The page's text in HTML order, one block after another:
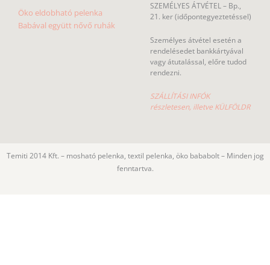
Öko eldobható pelenka
Babával együtt nővő ruhák
SZEMÉLYES ÁTVÉTEL – Bp.,
21. ker (időpontegyeztetéssel)
Személyes átvétel esetén a
rendelésedet bankkártyával
vagy átutalással, előre tudod
rendezni.
SZÁLLÍTÁSI INFÓK
részletesen, illetve KÜLFÖLDR
Temiti 2014 Kft. – mosható pelenka, textil pelenka, öko bababolt – Minden jog
fenntartva.